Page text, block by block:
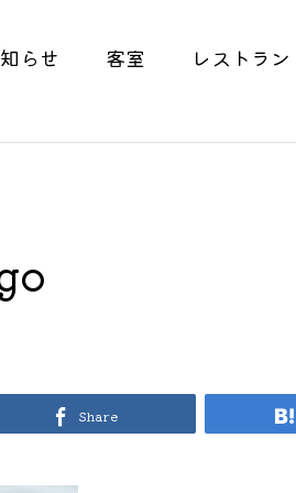
らせ 客室 レストラン
Share